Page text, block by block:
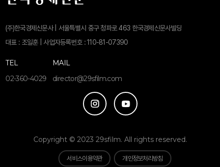
(주)한국경제신문사 | 서울특별시 중구 청파로 463 한국경제신문사빌딩
대표 : 조일훈 | 사업자등록번호 : 110-81-07390
TEL
02-360-4029
MAIL
director@29sfilm.com
Copyright © 2023 29sfilm. All rights reserved.
서비스이용약관 개인정보처리방침